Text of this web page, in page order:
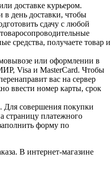
доставке курьером.
в день доставки, чтобы
сдачу с любой
средства, получаете товар и
или оформлении в
Visa и MasterCard. Чтобы
вас на сервер
ввести номер карты, срок
Для совершения покупки
страницу платежного
форму по
В интернет-магазине